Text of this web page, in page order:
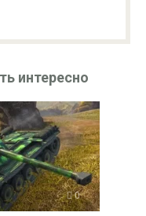
интересно
0